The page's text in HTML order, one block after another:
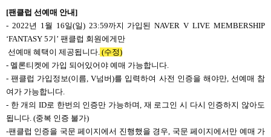
[팬클럽 선예매 안내]
- 2022년 1월 16일(일) 23:59까지 가입된 NAVER V LIVE MEMBERSHIP
‘FANTASY 5기’ 팬클럽 회원에게만
선예매 혜택이 제공됩니다. (수정)
- 멜론티켓에 가입 되어있어야 예매 가능합니다.
- 팬클럽 가입정보(이름, V넘버)를 입력하여 사전 인증을 해야만, 선예매 참
여가 가능합니다.
- 한 개의 ID로 한번의 인증만 가능하며, 재 로그인 시 다시 인증하지 않아도
됩니다. (중복 인증 불가)
-팬클럽 인증을 국문 페이지에서 진행했을 경우, 국문 페이지에서만 예매 가